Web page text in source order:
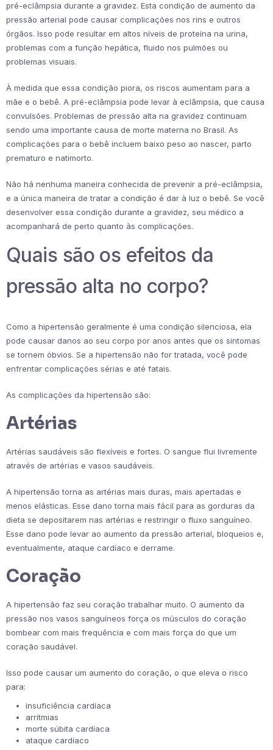
pré-eclâmpsia durante a gravidez. Esta condição de aumento da
pressão arterial pode causar complicações nos rins e outros
órgãos. Isso pode resultar em altos níveis de proteína na urina,
problemas com a função hepática, fluido nos pulmões ou
problemas visuais.
À medida que essa condição piora, os riscos aumentam para a
mãe e o bebê. A pré-eclâmpsia pode levar à eclâmpsia, que causa
convulsões. Problemas de pressão alta na gravidez continuam
sendo uma importante causa de morte materna no Brasil. As
complicações para o bebê incluem baixo peso ao nascer, parto
prematuro e natimorto.
Não há nenhuma maneira conhecida de prevenir a pré-eclâmpsia,
e a única maneira de tratar a condição é dar à luz o bebê. Se você
desenvolver essa condição durante a gravidez, seu médico a
acompanhará de perto quanto às complicações.
Quais são os efeitos da
pressão alta no corpo?
Como a hipertensão geralmente é uma condição silenciosa, ela
pode causar danos ao seu corpo por anos antes que os sintomas
se tornem óbvios. Se a hipertensão não for tratada, você pode
enfrentar complicações sérias e até fatais.
As complicações da hipertensão são:
Artérias
Artérias saudáveis ​​são flexíveis e fortes. O sangue flui livremente
através de artérias e vasos saudáveis.
A hipertensão torna as artérias mais duras, mais apertadas e
menos elásticas. Esse dano torna mais fácil para as gorduras da
dieta se depositarem nas artérias e restringir o fluxo sanguíneo.
Esse dano pode levar ao aumento da pressão arterial, bloqueios e,
eventualmente, ataque cardíaco e derrame.
Coração
A hipertensão faz seu coração trabalhar muito. O aumento da
pressão nos vasos sanguíneos força os músculos do coração
bombear com mais frequência e com mais força do que um
coração saudável.
Isso pode causar um aumento do coração, o que eleva o risco
para:
insuficiência cardíaca
arritmias
morte súbita cardíaca
ataque cardíaco